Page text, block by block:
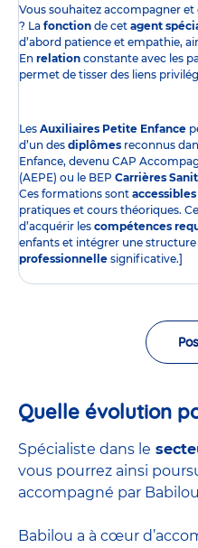
Vous souhaitez accompagner
? La fonction de cet agent
d’abord patience et empathie,
En relation constante avec les
permet de tisser des liens
Les Auxiliaires Petite Enfance
d’un des diplômes reconnus
Enfance, devenu CAP
(AEPE) ou le BEP Carrières
Ces formations sont accessibles
pratiques et cours théoriques.
d’acquérir les compétences
enfants et intégrer une
professionnelle significative.]
Quelle évolution
Spécialiste dans le
vous pourrez ainsi
accompagné par
Babilou a à cœur